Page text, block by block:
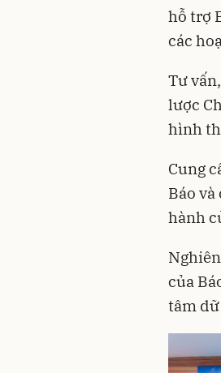
hỗ trợ
các
Tư
lược
hình
Cung
Báo
hành
của
tâm